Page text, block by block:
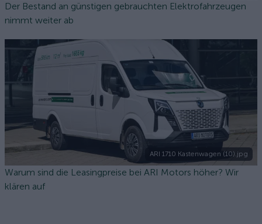
Der Bestand an günstigen gebrauchten Elektrofahrzeugen
nimmt weiter ab
ARI 1710 Kastenwagen (10).jpg
Warum sind die Leasingpreise bei ARI Motors höher? Wir
klären auf